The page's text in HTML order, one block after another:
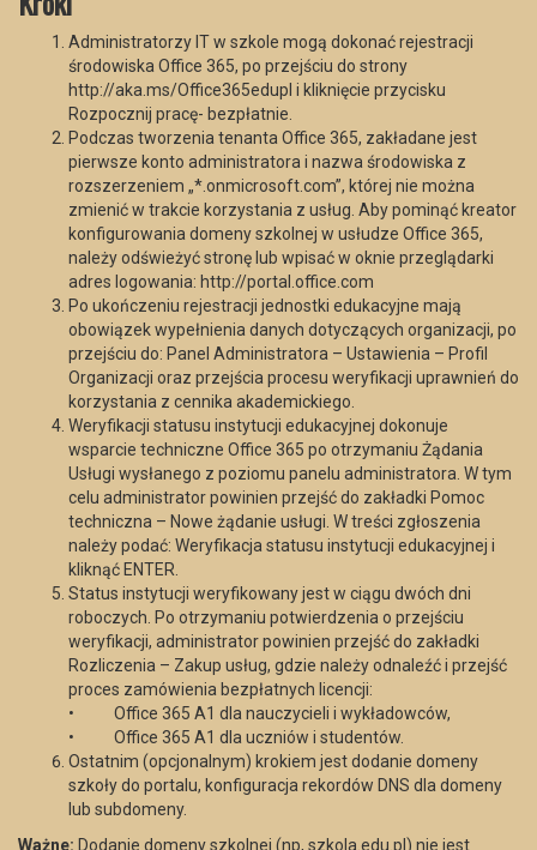
Administratorzy IT w szkole mogą dokonać rejestracji
środowiska Office 365, po przejściu do strony
http://aka.ms/Office365edupl i kliknięcie przycisku
Rozpocznij pracę- bezpłatnie.
Podczas tworzenia tenanta Office 365, zakładane jest
pierwsze konto administratora i nazwa środowiska z
rozszerzeniem „*.onmicrosoft.com”, której nie można
zmienić w trakcie korzystania z usług. Aby pominąć kreator
konfigurowania domeny szkolnej w usłudze Office 365,
należy odświeżyć stronę lub wpisać w oknie przeglądarki
adres logowania: http://portal.office.com
Po ukończeniu rejestracji jednostki edukacyjne mają
obowiązek wypełnienia danych dotyczących organizacji, po
przejściu do: Panel Administratora – Ustawienia – Profil
Organizacji oraz przejścia procesu weryfikacji uprawnień do
korzystania z cennika akademickiego.
Weryfikacji statusu instytucji edukacyjnej dokonuje
wsparcie techniczne Office 365 po otrzymaniu Żądania
Usługi wysłanego z poziomu panelu administratora. W tym
celu administrator powinien przejść do zakładki Pomoc
techniczna – Nowe żądanie usługi. W treści zgłoszenia
należy podać: Weryfikacja statusu instytucji edukacyjnej i
kliknąć ENTER.
Status instytucji weryfikowany jest w ciągu dwóch dni
roboczych. Po otrzymaniu potwierdzenia o przejściu
weryfikacji, administrator powinien przejść do zakładki
Rozliczenia – Zakup usług, gdzie należy odnaleźć i przejść
proces zamówienia bezpłatnych licencji:
• Office 365 A1 dla nauczycieli i wykładowców,
• Office 365 A1 dla uczniów i studentów.
Ostatnim (opcjonalnym) krokiem jest dodanie domeny
szkoły do portalu, konfiguracja rekordów DNS dla domeny
lub subdomeny.
Ważne: Dodanie domeny szkolnej (np, szkola.edu.pl) nie jest